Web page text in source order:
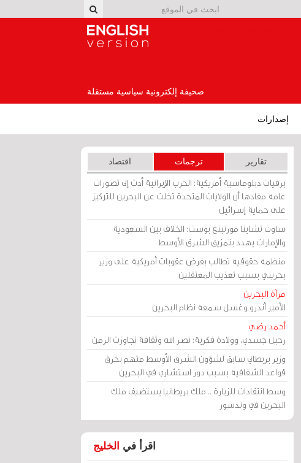
صحيفة إلكترونية سياسية مستقلة
إصدارات
تقارير ترجمات اقتصاد
برقيات دبلوماسية أمريكية: الحرب الإيرانية أدت إلى تصورات
عامة مفادها أن الولايات المتحدة تخلت عن البحرين للتركيز
على حماية إسرائيل
ساوث تشاينا مورنينغ بوست: الخلاف بين السعودية
والإمارات يهدد بتمزيق الشرق الأوسط
منظمة حقوقية تطالب بفرض عقوبات أمريكية على وزير
بحريني بسبب تعذيب المعتقلين
مرآة البحرين
الأمير أندرو وغسل سمعة نظام البحرين
أحمد رضي
رحيل جسدي، وولادة فكرية: نصر الله وثقافة تجاوزت الزمن
وزير بريطاني سابق لشؤون الشرق الأوسط متهم بخرق
قواعد الشفافية بسبب دور استشاري في البحرين
وسط انتقادات للزيارة .. ملك بريطانيا يستضيف ملك
البحرين في وندسور
اقرأ في الخليج